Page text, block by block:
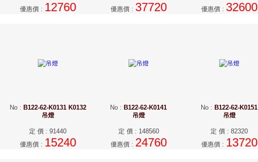
優惠價: 12760
優惠價: 37720
優惠價: 32600
No: B122-62-K0131 K0132
吊燈
定 價 : 91440
優惠價: 15240
No : B122-62-K0141
吊燈
定 價: 148560
優惠價: 24760
No : B122-62-K0151
吊燈
定 價 : 82320
優惠價: 13720